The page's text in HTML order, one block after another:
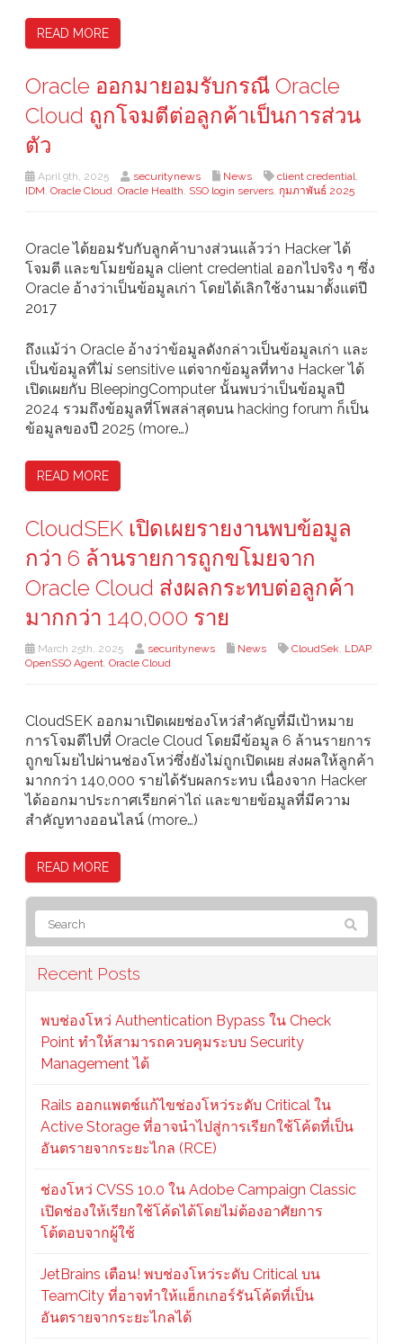
READ MORE
Oracle ออกมายอมรับกรณี Oracle
Cloud ถูกโจมตีต่อลูกค้าเป็นการส่วน
ตัว
April 9th, 2025 securitynews News client credential,
IDM, Oracle Cloud, Oracle Health, SSO login servers, กุมภาพันธ์ 2025
Oracle ได้ยอมรับกับลูกค้าบางส่วนแล้วว่า Hacker ได้
โจมตี และขโมยข้อมูล client credential ออกไปจริง ๆ ซึ่ง
Oracle อ้างว่าเป็นข้อมูลเก่า โดยได้เลิกใช้งานมาตั้งแต่ปี
2017
ถึงแม้ว่า Oracle อ้างว่าข้อมูลดังกล่าวเป็นข้อมูลเก่า และ
เป็นข้อมูลที่ไม่ sensitive แต่จากข้อมูลที่ทาง Hacker ได้
เปิดเผยกับ BleepingComputer นั้นพบว่าเป็นข้อมูลปี
2024 รวมถึงข้อมูลที่โพสล่าสุดบน hacking forum ก็เป็น
ข้อมูลของปี 2025 (more…)
READ MORE
CloudSEK เปิดเผยรายงานพบข้อมูล
กว่า 6 ล้านรายการถูกขโมยจาก
Oracle Cloud ส่งผลกระทบต่อลูกค้า
มากกว่า 140,000 ราย
March 25th, 2025 securitynews News CloudSek, LDAP,
OpenSSO Agent, Oracle Cloud
CloudSEK ออกมาเปิดเผยช่องโหว่สำคัญที่มีเป้าหมาย
การโจมตีไปที่ Oracle Cloud โดยมีข้อมูล 6 ล้านรายการ
ถูกขโมยไปผ่านช่องโหว่ซึ่งยังไม่ถูกเปิดเผย ส่งผลให้ลูกค้า
มากกว่า 140,000 รายได้รับผลกระทบ เนื่องจาก Hacker
ได้ออกมาประกาศเรียกค่าไถ่ และขายข้อมูลที่มีความ
สำคัญทางออนไลน์ (more…)
READ MORE
Recent Posts
พบช่องโหว่ Authentication Bypass ใน Check
Point ทำให้สามารถควบคุมระบบ Security
Management ได้
Rails ออกแพตช์แก้ไขช่องโหว่ระดับ Critical ใน
Active Storage ที่อาจนำไปสู่การเรียกใช้โค้ดที่เป็น
อันตรายจากระยะไกล (RCE)
ช่องโหว่ CVSS 10.0 ใน Adobe Campaign Classic
เปิดช่องให้เรียกใช้โค้ดได้โดยไม่ต้องอาศัยการ
โต้ตอบจากผู้ใช้
JetBrains เตือน! พบช่องโหว่ระดับ Critical บน
TeamCity ที่อาจทำให้แฮ็กเกอร์รันโค้ดที่เป็น
อันตรายจากระยะไกลได้